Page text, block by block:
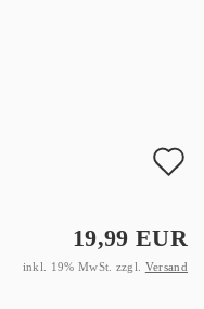
19,99 EUR
inkl. 19% MwSt. zzgl. Versand